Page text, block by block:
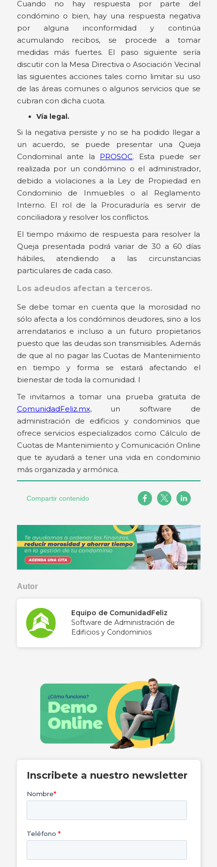
Cuando no hay respuesta por parte del
condómino o bien, hay una respuesta negativa
por alguna inconformidad y continúa
acumulando recibos, se procede a tomar
medidas más fuertes. El paso siguiente sería
discutir con la Mesa Directiva o Asociación Vecinal
las siguientes acciones tales como limitar su uso
de las áreas comunes o algunos servicios que se
cubran con dicha cuota.
Vía legal.
Si la negativa persiste y no se ha podido llegar a
un acuerdo, se puede presentar una Queja
Condominal ante la PROSOC. Esta puede ser
realizada por un condómino o el administrador,
debido a violaciones a la Ley de Propiedad en
Condominio de Inmuebles o al Reglamento
Interno. El rol de la Procuraduría es servir de
conciliadora y resolver los conflictos.
El tiempo máximo de respuesta para resolver la
Queja presentada podrá variar de 30 a 60 días
hábiles, atendiendo a las circunstancias
particulares de cada caso.
Los adeudos afectan a terceros.
Se debe tomar en cuenta que la morosidad no
sólo afecta a los condóminos deudores, sino a los
arrendatarios e incluso a un futuro propietarios
puesto que las deudas son transmisibles. Además
de que al no pagar las Cuotas de Mantenimiento
en tiempo y forma se estará afectando el
bienestar de toda la comunidad. l
Te invitamos a tomar una prueba gratuita de
ComunidadFeliz.mx, un software de
administración de edificios y condominios que
ofrece servicios especializados como Cálculo de
Cuotas de Mantenimiento y Comunicación Online
que te ayudará a tener una vida en condominio
más organizada y armónica.
Compartir contenido
Autor
Equipo de ComunidadFeliz
Software de Administración de
Edificios y Condominios
Inscribete a nuestro newsletter